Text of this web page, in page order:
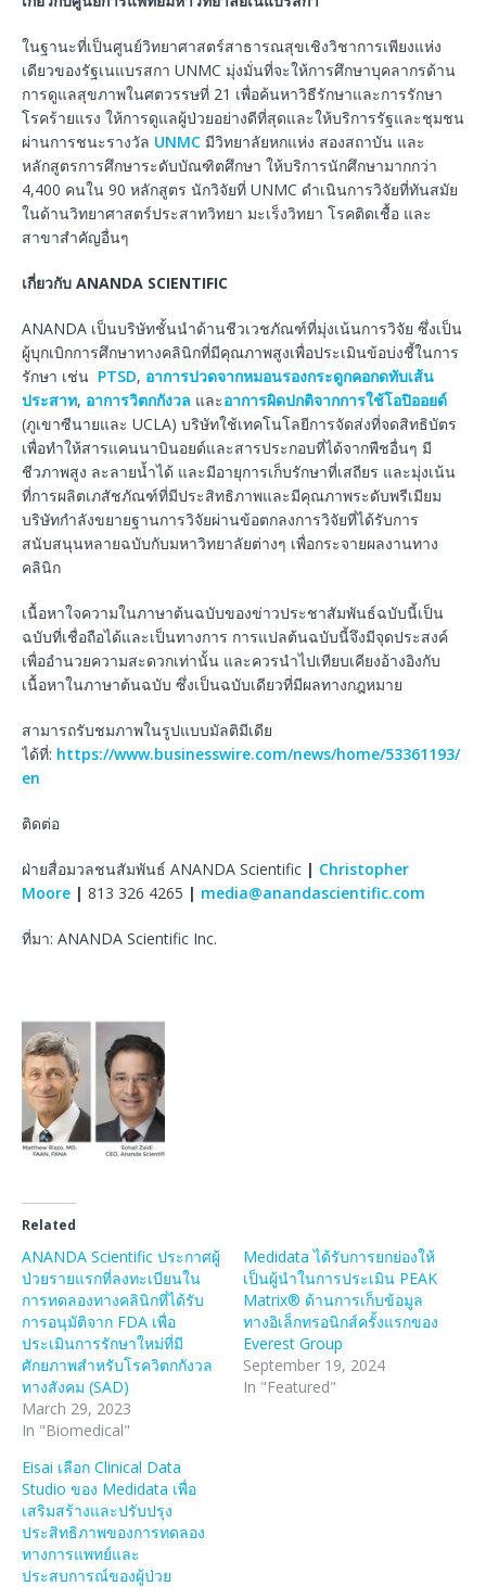
ในฐานะที่เป็นศูนย์วิทยาศาสตร์สาธารณสุขเชิงวิชาการเพียงแห่ง
เดียวของรัฐเนแบรสกา UNMC มุ่งมั่นที่จะให้การศึกษาบุคลากรด้าน
การดูแลสุขภาพในศตวรรษที่ 21 เพื่อค้นหาวิธีรักษาและการรักษา
โรคร้ายแรง ให้การดูแลผู้ป่วยอย่างดีที่สุดและให้บริการรัฐและชุมชน
ผ่านการชนะรางวัล UNMC มีวิทยาลัยหกแห่ง สองสถาบัน และ
หลักสูตรการศึกษาระดับบัณฑิตศึกษา ให้บริการนักศึกษามากกว่า
4,400 คนใน 90 หลักสูตร นักวิจัยที่ UNMC ดำเนินการวิจัยที่ทันสมัย
ในด้านวิทยาศาสตร์ประสาทวิทยา มะเร็งวิทยา โรคติดเชื้อ และ
สาขาสำคัญอื่นๆ
เกี่ยวกับ ANANDA SCIENTIFIC
ANANDA เป็นบริษัทชั้นนำด้านชีวเวชภัณฑ์ที่มุ่งเน้นการวิจัย ซึ่งเป็น
ผู้บุกเบิกการศึกษาทางคลินิกที่มีคุณภาพสูงเพื่อประเมินข้อบ่งชี้ในการ
รักษา เช่น PTSD, อาการปวดจากหมอนรองกระดูกคอกดทับเส้น
ประสาท, อาการวิตกกังวล และอาการผิดปกติจากการใช้โอปิออยด์
(ภูเขาซีนายและ UCLA) บริษัทใช้เทคโนโลยีการจัดส่งที่จดสิทธิบัตร
เพื่อทำให้สารแคนนาบินอยด์และสารประกอบที่ได้จากพืชอื่นๆ มี
ชีวภาพสูง ละลายน้ำได้ และมีอายุการเก็บรักษาที่เสถียร และมุ่งเน้น
ที่การผลิตเภสัชภัณฑ์ที่มีประสิทธิภาพและมีคุณภาพระดับพรีเมียม
บริษัทกำลังขยายฐานการวิจัยผ่านข้อตกลงการวิจัยที่ได้รับการ
สนับสนุนหลายฉบับกับมหาวิทยาลัยต่างๆ เพื่อกระจายผลงานทาง
คลินิก
เนื้อหาใจความในภาษาต้นฉบับของข่าวประชาสัมพันธ์ฉบับนี้เป็น
ฉบับที่เชื่อถือได้และเป็นทางการ การแปลต้นฉบับนี้จึงมีจุดประสงค์
เพื่ออำนวยความสะดวกเท่านั้น และควรนำไปเทียบเคียงอ้างอิงกับ
เนื้อหาในภาษาต้นฉบับ ซึ่งเป็นฉบับเดียวที่มีผลทางกฎหมาย
สามารถรับชมภาพในรูปแบบมัลติมีเดีย
ได้ที่: https://www.businesswire.com/news/home/53361193/
en
ติดต่อ
ฝ่ายสื่อมวลชนสัมพันธ์ ANANDA Scientific | Christopher
Moore | 813 326 4265 | media@anandascientific.com
ที่มา: ANANDA Scientific Inc.
Related
ANANDA Scientific ประกาศผู้
ป่วยรายแรกที่ลงทะเบียนใน
การทดลองทางคลินิกที่ได้รับ
การอนุมัติจาก FDA เพื่อ
ประเมินการรักษาใหม่ที่มี
ศักยภาพสำหรับโรควิตกกังวล
ทางสังคม (SAD)
March 29, 2023
In "Biomedical"
Medidata ได้รับการยกย่องให้
เป็นผู้นำในการประเมิน PEAK
Matrix® ด้านการเก็บข้อมูล
ทางอิเล็กทรอนิกส์ครั้งแรกของ
Everest Group
September 19, 2024
In "Featured"
Eisai เลือก Clinical Data
Studio ของ Medidata เพื่อ
เสริมสร้างและปรับปรุง
ประสิทธิภาพของการทดลอง
ทางการแพทย์และ
ประสบการณ์ของผู้ป่วย